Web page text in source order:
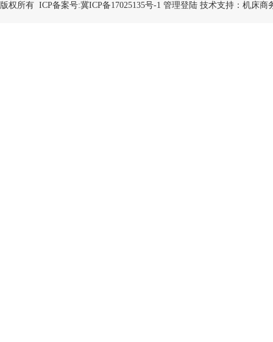
版权所有 ICP备案号:冀ICP备17025135号-1 管理登陆 技术支持： 机床商